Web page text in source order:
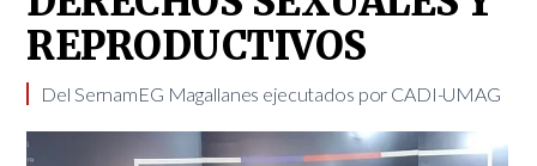
REPRODUCTIVOS
​Del SernamEG Magallanes ejecutados por CADI-UMAG